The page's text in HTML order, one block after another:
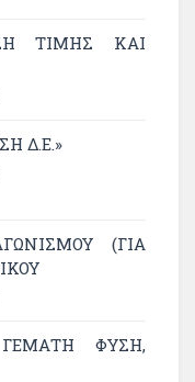
ΤΙΜΉΣ ΚΑΙ
Δ.Ε.»
(ΓΙΑ
ΦΎΣΗ,